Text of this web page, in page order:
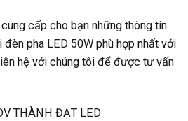
cấp cho bạn những thông tin
pha LED 50W phù hợp nhất với
hệ với chúng tôi để được tư vấn
THÀNH ĐẠT LED